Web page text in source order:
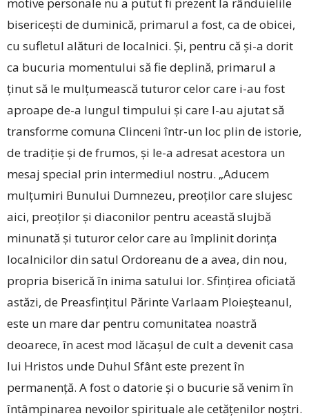
motive personale nu a putut fi prezent la rânduielile
bisericești de duminică, primarul a fost, ca de obicei,
cu sufletul alături de localnici. Și, pentru că și-a dorit
ca bucuria momentului să fie deplină, primarul a
ținut să le mulțumească tuturor celor care i-au fost
aproape de-a lungul timpului și care l-au ajutat să
transforme comuna Clinceni într-un loc plin de istorie,
de tradiție și de frumos, și le-a adresat acestora un
mesaj special prin intermediul nostru. „Aducem
mulțumiri Bunului Dumnezeu, preoților care slujesc
aici, preoților și diaconilor pentru această slujbă
minunată și tuturor celor care au împlinit dorința
localnicilor din satul Ordoreanu de a avea, din nou,
propria biserică în inima satului lor. Sfințirea oficiată
astăzi, de Preasfințitul Părinte Varlaam Ploieșteanul,
este un mare dar pentru comunitatea noastră
deoarece, în acest mod lăcașul de cult a devenit casa
lui Hristos unde Duhul Sfânt este prezent în
permanență. A fost o datorie și o bucurie să venim în
întâmpinarea nevoilor spirituale ale cetățenilor noștri.